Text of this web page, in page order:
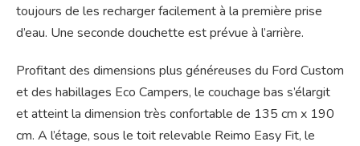
toujours de les recharger facilement à la première prise
d’eau. Une seconde douchette est prévue à l’arrière.
Profitant des dimensions plus généreuses du Ford Custom
et des habillages Eco Campers, le couchage bas s’élargit
et atteint la dimension très confortable de 135 cm x 190
cm. A l’étage, sous le toit relevable Reimo Easy Fit, le